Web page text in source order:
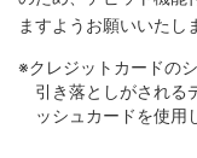
ますようお願いいたし
※クレジットカードの
引き落としがされる
ッシュカードを使用